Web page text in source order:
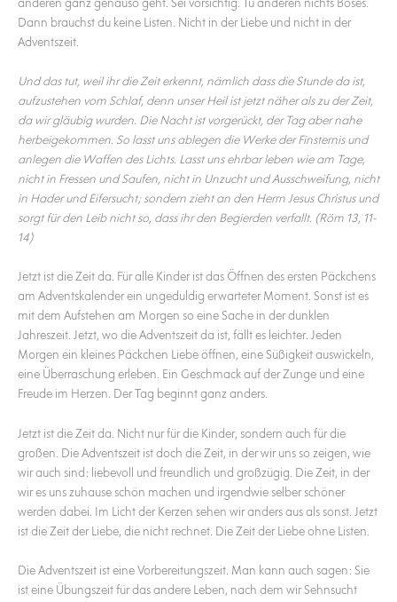
anderen ganz genauso geht. Sei vorsichtig. Tu anderen nichts Böses.
Dann brauchst du keine Listen. Nicht in der Liebe und nicht in der
Adventszeit.
Und das tut, weil ihr die Zeit erkennt, nämlich dass die Stunde da ist,
aufzustehen vom Schlaf, denn unser Heil ist jetzt näher als zu der Zeit,
da wir gläubig wurden. Die Nacht ist vorgerückt, der Tag aber nahe
herbeigekommen. So lasst uns ablegen die Werke der Finsternis und
anlegen die Waffen des Lichts. Lasst uns ehrbar leben wie am Tage,
nicht in Fressen und Saufen, nicht in Unzucht und Ausschweifung, nicht
in Hader und Eifersucht; sondern zieht an den Herrn Jesus Christus und
sorgt für den Leib nicht so, dass ihr den Begierden verfallt. (Röm 13, 11-
14)
Jetzt ist die Zeit da. Für alle Kinder ist das Öffnen des ersten Päckchens
am Adventskalender ein ungeduldig erwarteter Moment. Sonst ist es
mit dem Aufstehen am Morgen so eine Sache in der dunklen
Jahreszeit. Jetzt, wo die Adventszeit da ist, fällt es leichter. Jeden
Morgen ein kleines Päckchen Liebe öffnen, eine Süßigkeit auswickeln,
eine Überraschung erleben. Ein Geschmack auf der Zunge und eine
Freude im Herzen. Der Tag beginnt ganz anders.
Jetzt ist die Zeit da. Nicht nur für die Kinder, sondern auch für die
großen. Die Adventszeit ist doch die Zeit, in der wir uns so zeigen, wie
wir auch sind: liebevoll und freundlich und großzügig. Die Zeit, in der
wir es uns zuhause schön machen und irgendwie selber schöner
werden dabei. Im Licht der Kerzen sehen wir anders aus als sonst. Jetzt
ist die Zeit der Liebe, die nicht rechnet. Die Zeit der Liebe ohne Listen.
Die Adventszeit ist eine Vorbereitungszeit. Man kann auch sagen: Sie
ist eine Übungszeit für das andere Leben, nach dem wir Sehnsucht